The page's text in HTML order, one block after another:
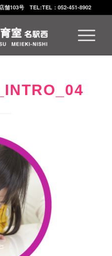
舗103号 TEL:TEL：052-451-8902